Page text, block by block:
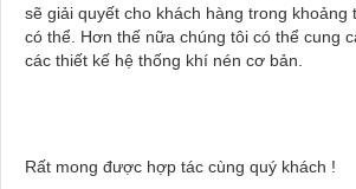
sẽ giải quyết cho khách hàng trong khoảng
có thể. Hơn thế nữa chúng tôi có thể cung
các thiết kế hệ thống khí nén cơ bản.
Rất mong được hợp tác cùng quý khách !